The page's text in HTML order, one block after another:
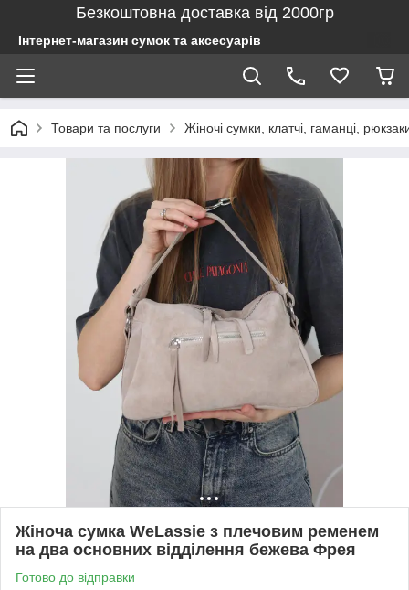
Безкоштовна доставка від 2000гр
Інтернет-магазин сумок та аксесуарів
Товари та послуги Жіночі сумки, клатчі, гаманці,
Жіноча сумка WeLassie з плечовим ременем
на два основних відділення бежева Фрея
Готово до відправки